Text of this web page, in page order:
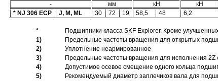
-
мм кН кН
* NJ 306 ECP
J, M, ML 30 72 19 58,5 48 6,2
*
Подшипники класса SKF Explorer. Кроме
1)
Предельные частоты вращения для открытых
2)
Уплотнение неармированное
3)
Предельные частоты вращения для исполнения
4)
Допустимое осевое смещение одного кольца
5)
Рекомендуемый диаметр заплечиков вала для